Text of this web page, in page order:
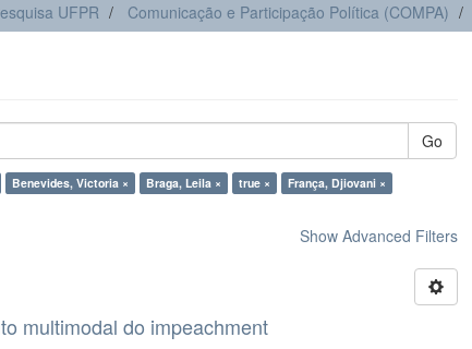
UFPR Comunicação e Participação Política (COMPA)
Go
Benevides, Victoria × Braga, Leila × true ×
França, Djiovani ×
Show Advanced Filters
multimodal do impeachment